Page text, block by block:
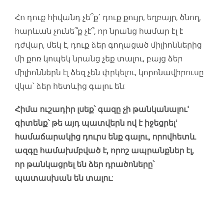
Հո դուք հիվանդ չե՞քՙ դուք քույր, եղբայր, ծնող,
հարևան չունե՞ք չէ՞, որ նրանց համար էլ է
դժվար, մեկ է, դուք ձեր գողացած միլիոններից
մի քոռ կոպեկ նրանց չեք տալու, բայց ձեր
միլիոններն էլ ձեզ չեն փրկելու, կորոնավիրուսը
վկա՝ ձեր հետևից գալու են:
Հիմա ուշադիր լսեք՝ գազը չի թանկանալուՙ
գիտենք՝ թե այդ պատվերն ով է իջեցրելՙ
համաճարակից դուրս ենք գալու, որովհետև
ազգը համախմբված է, որոշ ապրանքներ էլ,
որ թանկացրել են ձեր դրածոները՝
պատասխան են տալու: